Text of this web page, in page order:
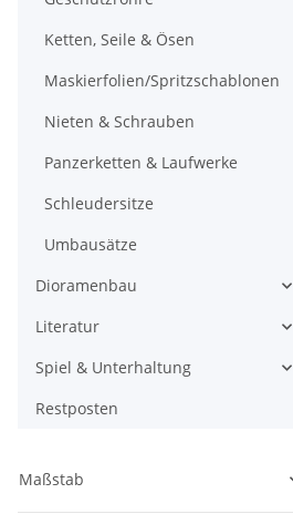
Ketten, Seile & Ösen
Maskierfolien/Spritzschablonen
Nieten & Schrauben
Panzerketten & Laufwerke
Schleudersitze
Umbausätze
Dioramenbau
Literatur
Spiel & Unterhaltung
Restposten
Maßstab